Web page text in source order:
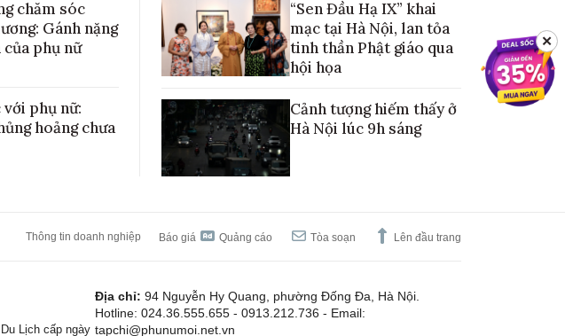
chăm sóc
Gánh nặng
phụ nữ
phụ nữ:
hoảng chưa
“Sen Đầu Hạ IX” khai
mạc tại Hà Nội, lan tỏa
tinh thần Phật giáo qua
hội họa
Cảnh tượng hiếm thấy ở
Hà Nội lúc 9h sáng
Thông tin doanh nghiệp Báo giá Quảng cáo Tòa soạn Lên đầu trang
Lịch cấp ngày
Địa chỉ: 94 Nguyễn Hy Quang, phường Đống Đa, Hà Nội.
Hotline: 024.36.555.655 - 0913.212.736 - Email:
tapchi@phunumoi.net.vn
✕